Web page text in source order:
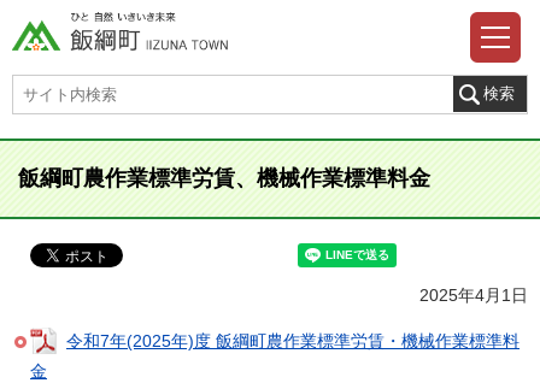
飯綱町農作業標準労賃、機械作業標準料金
2025年4月1日
令和7年(2025年)度 飯綱町農作業標準労賃・機械作業標準料
金